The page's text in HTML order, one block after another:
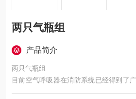
两只气瓶组
产品简介
两只气瓶组
目前空气呼吸器在消防系统已经得到了
消防和工业消防工作中发挥着越来越大